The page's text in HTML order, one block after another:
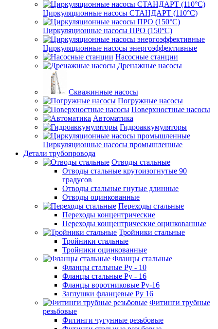
Циркуляционные насосы СТАНДАРТ (110°C)
Циркуляционные насосы ПРО (150°C)
Циркуляционные насосы энергоэффективные
Насосные станции
Дренажные насосы
Скважинные насосы
Погружные насосы
Поверхностные насосы
Автоматика
Гидроаккумуляторы
Циркуляционные насосы промышленные
Детали трубопровода
Отводы стальные
Отводы стальные крутоизогнутые 90
градусов
Отводы стальные гнутые длинные
Отводы оцинкованные
Переходы стальные
Переходы концентрические
Переходы концентрические оцинкованные
Тройники стальные
Тройники стальные
Тройники оцинкованные
Фланцы стальные
Фланцы стальные Ру - 10
Фланцы стальные Ру - 16
Фланцы воротниковые Ру-16
Заглушки фланцевые Ру 16
Фитинги трубные
резьбовые
Фитинги чугунные резьбовые